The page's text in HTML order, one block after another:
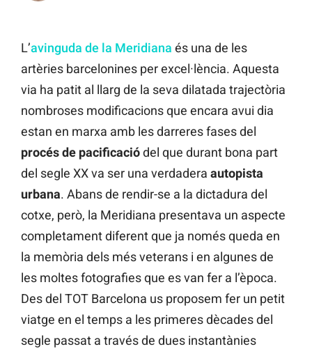
L’avinguda de la Meridiana és una de les
artèries barcelonines per excel·lència. Aquesta
via ha patit al llarg de la seva dilatada trajectòria
nombroses modificacions que encara avui dia
estan en marxa amb les darreres fases del
procés de pacificaciódel que durant bona part
del segle XX va ser una verdadera autopista
urbana. Abans de rendir-se a la dictadura del
cotxe, però, la Meridiana presentava un aspecte
completament diferent que ja només queda en
la memòria dels més veterans i en algunes de
les moltes fotografies que es van fer a l’època.
Des del TOT Barcelona us proposem fer un petit
viatge en el temps a les primeres dècades del
segle passat a través de dues instantànies